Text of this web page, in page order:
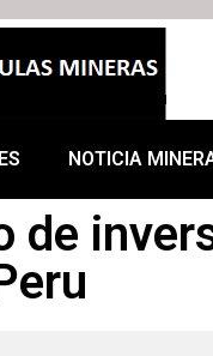
NOTICIA
de